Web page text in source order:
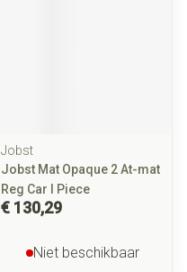
Jobst
Jobst Mat Opaque 2 At-mat
Reg Car I Piece
€ 130,29
Niet beschikbaar